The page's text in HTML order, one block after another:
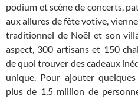
podium et scène de concerts,
aux allures de fête votive,
traditionnel de Noël et son
aspect, 300 artisans et 150
de quoi trouver des cadeaux
unique. Pour ajouter
plus de 1,5 million de